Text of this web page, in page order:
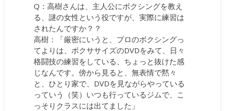
Q：高樹さんは、主人公にボクシングを教え
る、謎の女性という役ですが、実際に練習は
されたんですか？？
高樹：「厳密にいうと、プロのボクシングっ
てよりは、ボクササイズのDVDをみて、日々
格闘技の練習をしている、ちょっと抜けた感
じなんです。傍から見ると、無表情で黙々
と、ひとり家で、DVDを見ながらやっている
っていう（笑）いつも行っているジムで、こ
っそりクラスには出てました」